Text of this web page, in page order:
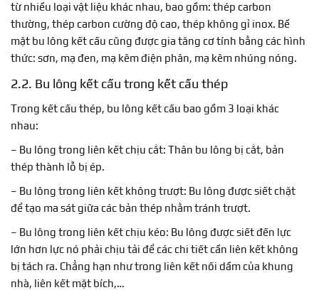
từ nhiều loại vật liệu khác nhau, bao gồm: thép carbon
thường, thép carbon cường độ cao, thép không gỉ inox. Bề
mặt bu lông kết cấu cũng được gia tăng cơ tính bằng các hình
thức: sơn, mạ đen, mạ kẽm điện phân, mạ kẽm nhúng nóng.
2.2. Bu lông kết cấu trong kết cấu thép
Trong kết cấu thép, bu lông kết cấu bao gồm 3 loại khác
nhau:
– Bu lông trong liên kết chịu cắt: Thân bu lông bị cắt, bản
thép thành lỗ bị ép.
– Bu lông trong liên kết không trượt: Bu lông được siết chặt
để tạo ma sát giữa các bản thép nhằm tránh trượt.
– Bu lông trong liên kết chịu kéo: Bu lông được siết đến lực
lớn hơn lực nó phải chịu tải để các chi tiết cần liên kết không
bị tách ra. Chẳng hạn như trong liên kết nối dầm của khung
nhà, liên kết mặt bích,…